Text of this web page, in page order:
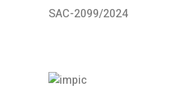
SAC-2099/2024